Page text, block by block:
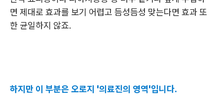
면 제대로 효과를 보기 어렵고 듬성듬성 맞는다면 효과 또
한 균일하지 않죠.
하지만 이 부분은 오로지 '의료진의 영역'입니다.